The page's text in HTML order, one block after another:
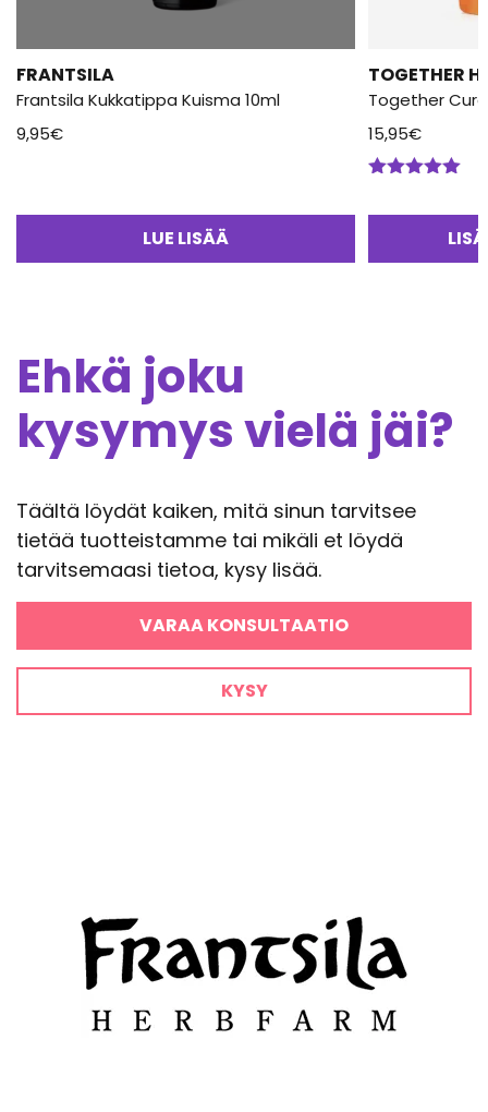
FRANTSILA
Frantsila Kukkatippa Kuisma 10ml
9,95€
LUE LISÄÄ
TOGETHER
Together
15,95€
Ehkä joku
kysymys vielä jäi?
Täältä löydät kaiken, mitä sinun tarvitsee
tietää tuotteistamme tai mikäli et löydä
tarvitsemaasi tietoa, kysy lisää.
VARAA KONSULTAATIO
KYSY